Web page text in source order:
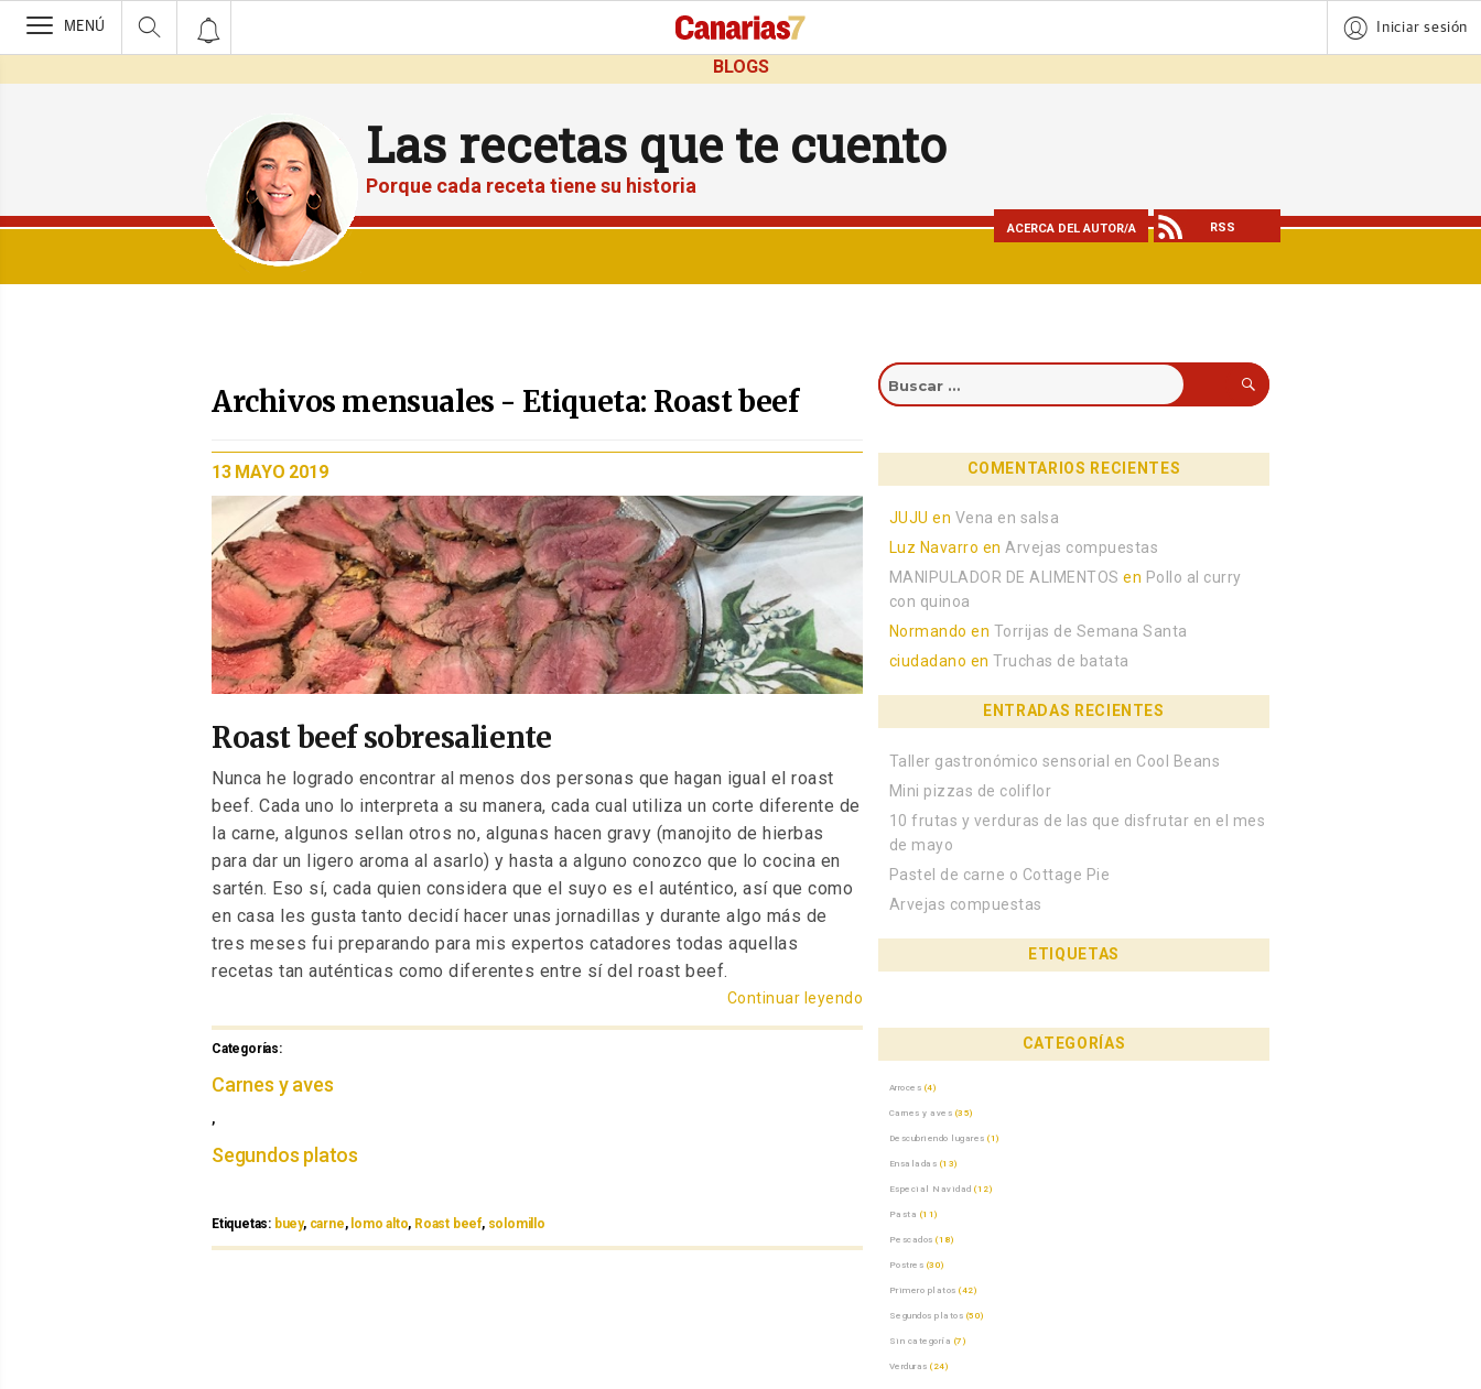
>
MENÚ Iniciar sesión
BLOGS
Las recetas que te cuento
Porque cada receta tiene su historia
ACERCA DEL AUTOR/A RSS
Archivos mensuales - Etiqueta: Roast beef
PUBLICADO
EL
13 MAYO 2019
Roast beef sobresaliente
Nunca he logrado encontrar al menos dos personas que hagan igual el roast
beef. Cada uno lo interpreta a su manera, cada cual utiliza un corte diferente de
la carne, algunos sellan otros no, algunas hacen gravy (manojito de hierbas
para dar un ligero aroma al asarlo) y hasta a alguno conozco que lo cocina en
sartén. Eso sí, cada quien considera que el suyo es el auténtico, así que como
en casa les gusta tanto decidí hacer unas jornadillas y durante algo más de
tres meses fui preparando para mis expertos catadores todas aquellas
recetas tan auténticas como diferentes entre sí del roast beef.
Continuar leyendo
Categorías:Categorías
Carnes y aves
,
Segundos platos
Etiquetas: Etiquetas
buey, carne, lomo alto, Roast beef, solomillo
Buscar
por:
Buscar
COMENTARIOS RECIENTES
JUJU en Vena en salsa
Luz Navarro enArvejas compuestas
MANIPULADOR DE ALIMENTOS en Pollo al curry
con quinoa
Normando en Torrijas de Semana Santa
ciudadano enTruchas de batata
ENTRADAS RECIENTES
Taller gastronómico sensorial en Cool Beans
Mini pizzas de coliflor
10 frutas y verduras de las que disfrutar en el mes
de mayo
Pastel de carne o Cottage Pie
Arvejas compuestas
ETIQUETAS
CATEGORÍAS
Arroces (4)
Carnes y aves (35)
Descubriendo lugares (1)
Ensaladas (13)
Especial Navidad (12)
Pasta (11)
Pescados (18)
Postres (30)
Primero platos (42)
Segundos platos (50)
Sin categoría (7)
Verduras (24)